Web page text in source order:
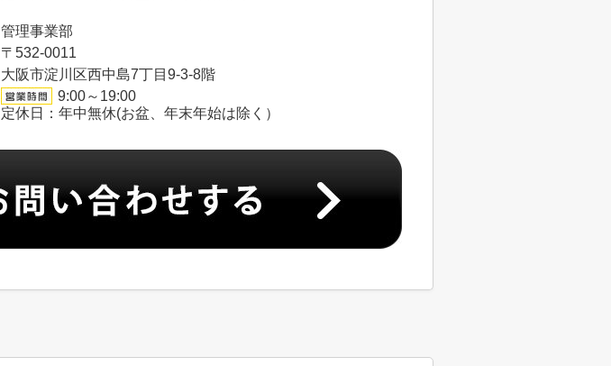
管理事業部
〒532-0011
大阪市淀川区西中島7丁目9-3-8階
9:00～19:00
定休日：年中無休(お盆、年末年始は除く）